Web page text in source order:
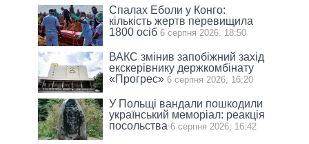
Спалах Еболи у Конго:
кількість жертв перевищила
1800 осіб 6 серпня 2026, 18:50
ВАКС змінив запобіжний захід
екскерівнику держкомбінату
«Прогрес» 6 серпня 2026, 16:20
У Польщі вандали пошкодили
український меморіал: реакція
посольства 6 серпня 2026, 16:42